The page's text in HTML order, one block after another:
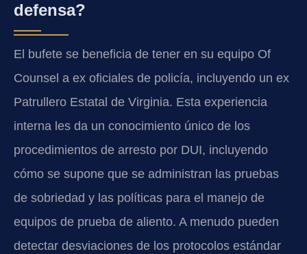
defensa?
El bufete se beneficia de tener en su equipo Of
Counsel a ex oficiales de policía, incluyendo un ex
Patrullero Estatal de Virginia. Esta experiencia
interna les da un conocimiento único de los
procedimientos de arresto por DUI, incluyendo
cómo se supone que se administran las pruebas
de sobriedad y las políticas para el manejo de
equipos de prueba de aliento. A menudo pueden
detectar desviaciones de los protocolos estándar